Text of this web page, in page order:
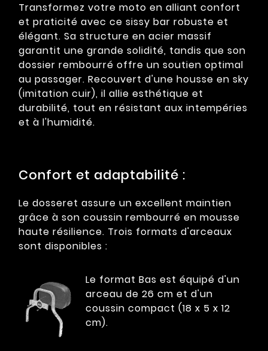
Transformez votre moto en alliant confort
et praticité avec ce sissy bar robuste et
élégant. Sa structure en acier massif
garantit une grande solidité, tandis que son
dossier rembourré offre un soutien optimal
au passager. Recouvert d'une housse en sky
(imitation cuir), il allie esthétique et
durabilité, tout en résistant aux intempéries
et à l'humidité.
Confort et adaptabilité :
Le dosseret assure un excellent maintien
grâce à son coussin rembourré en mousse
haute résilience. Trois formats d'arceaux
sont disponibles :
Le format Bas est équipé d'un
arceau de 26 cm et d'un
coussin compact (18 x 5 x 12
cm).